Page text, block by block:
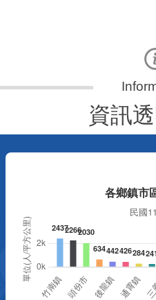
資訊